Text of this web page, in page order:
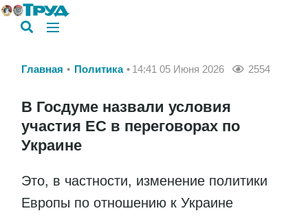
Главная Политика 14:41 05 Июня 2026 2554
В Госдуме назвали условия
участия ЕС в переговорах по
Украине
Это, в частности, изменение политики
Европы по отношению к Украине